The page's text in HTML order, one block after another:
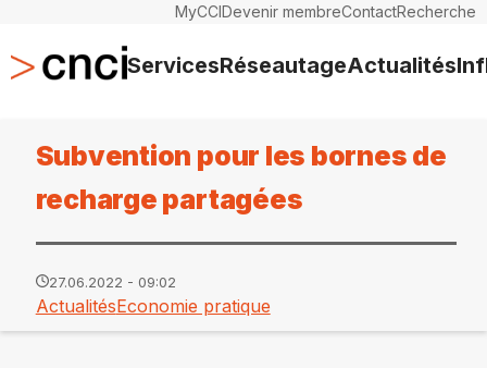
MyCCIDevenir membreContactRecherche
ServicesRéseautageActualités
Subvention pour les bornes de
recharge partagées
27.06.2022 - 09:02
ActualitésEconomie pratique